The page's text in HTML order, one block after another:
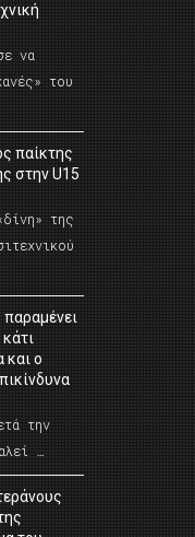
να
του
παίκτης
στην U15
της
και ο
την
…